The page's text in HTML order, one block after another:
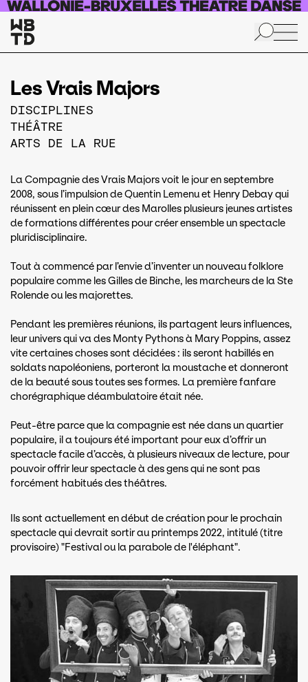
Aller au contenu principal
Les Vrais Majors
DISCIPLINES
THÉÂTRE
ARTS DE LA RUE
La Compagnie des Vrais Majors voit le jour en septembre
2008, sous l’impulsion de Quentin Lemenu et Henry Debay qui
réunissent en plein cœur des Marolles plusieurs jeunes artistes
de formations différentes pour créer ensemble un spectacle
pluridisciplinaire.
Tout à commencé par l’envie d’inventer un nouveau folklore
populaire comme les Gilles de Binche, les marcheurs de la Ste
Rolende ou les majorettes.
Pendant les premières réunions, ils partagent leurs influences,
leur univers qui va des Monty Pythons à Mary Poppins, assez
vite certaines choses sont décidées : ils seront habillés en
soldats napoléoniens, porteront la moustache et donneront
de la beauté sous toutes ses formes. La première fanfare
chorégraphique déambulatoire était née.
Peut-être parce que la compagnie est née dans un quartier
populaire, il a toujours été important pour eux d’offrir un
spectacle facile d’accès, à plusieurs niveaux de lecture, pour
pouvoir offrir leur spectacle à des gens qui ne sont pas
forcément habitués des théâtres.
Ils sont actuellement en début de création pour le prochain
spectacle qui devrait sortir au printemps 2022, intitulé (titre
provisoire) "Festival ou la parabole de l'éléphant".